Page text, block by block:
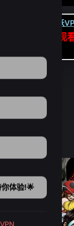
下载虎跃
可前往APP观
体验!🌟